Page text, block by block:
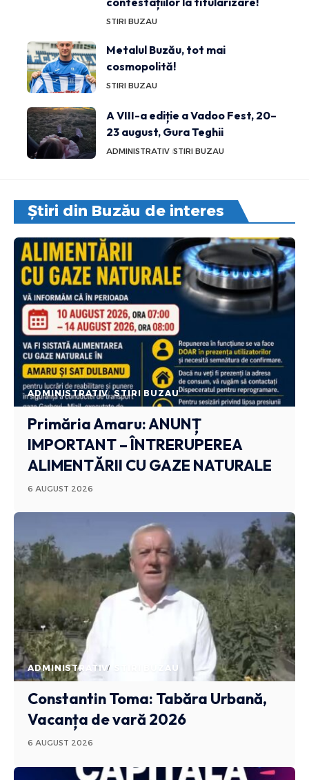
STIRI BUZAU
Metalul Buzău, tot mai
cosmopolită!
STIRI BUZAU
A VIII-a ediție a Vadoo Fest, 20–
23 august, Gura Teghii
ADMINISTRATIV STIRI BUZAU
Știri din Buzău de interes
ADMINISTRATIV STIRI BUZAU
Primăria Amaru: ANUNȚ
IMPORTANT – ÎNTRERUPEREA
ALIMENTĂRII CU GAZE NATURALE
6 AUGUST 2026
ADMINISTRATIV STIRI BUZAU
Constantin Toma: Tabăra Urbană,
Vacanța de vară 2026
6 AUGUST 2026